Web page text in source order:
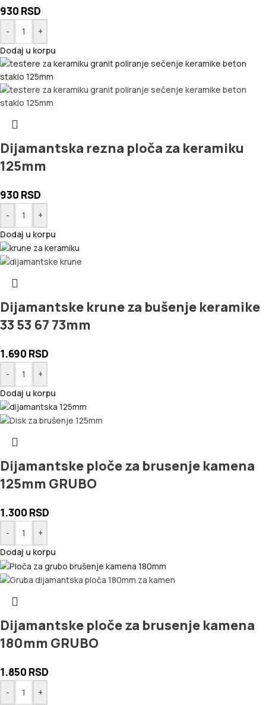
930 RSD
-
+
Dodaj u korpu
Dijamantska rezna ploča za keramiku
125mm
930 RSD
-
+
Dodaj u korpu
Dijamantske krune za bušenje keramike
33 53 67 73mm
1.690 RSD
-
+
Dodaj u korpu
Dijamantske ploče za brusenje kamena
125mm GRUBO
1.300 RSD
-
+
Dodaj u korpu
Dijamantske ploče za brusenje kamena
180mm GRUBO
1.850 RSD
- +